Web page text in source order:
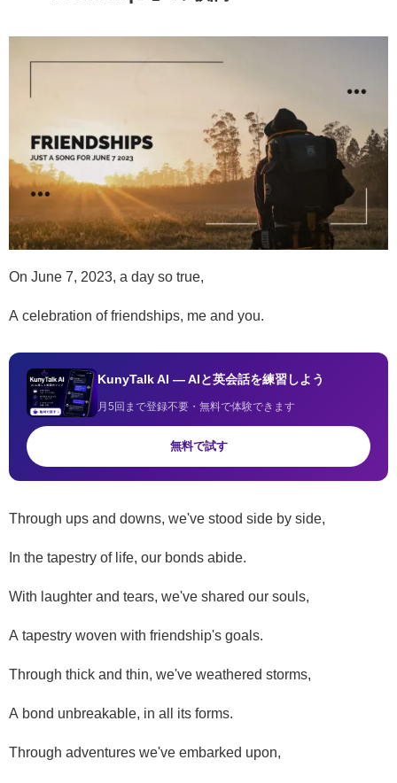
On June 7, 2023, a day so true,
A celebration of friendships, me and you.
KunyTalk AI — AIと英会話を練習しよう
月5回まで登録不要・無料で体験できます
無料で試す
Through ups and downs, we've stood side by side,
In the tapestry of life, our bonds abide.
With laughter and tears, we've shared our souls,
A tapestry woven with friendship's goals.
Through thick and thin, we've weathered storms,
A bond unbreakable, in all its forms.
Through adventures we've embarked upon,